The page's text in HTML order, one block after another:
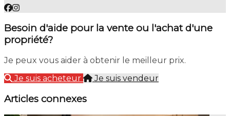
Besoin d'aide pour la vente ou l'achat d'une
propriété?
Je peux vous aider à obtenir le meilleur prix.
Je suis acheteur
Je suis vendeur
Articles connexes